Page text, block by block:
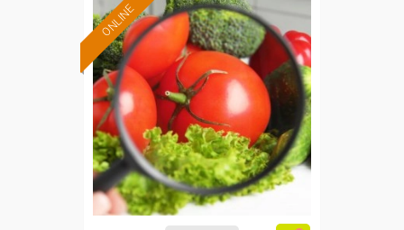
ONLINE
Formación 100%
subvencionada.
Para desempleados,
trabajadores y autónomos.
Sector
-Industria Alimentaria.